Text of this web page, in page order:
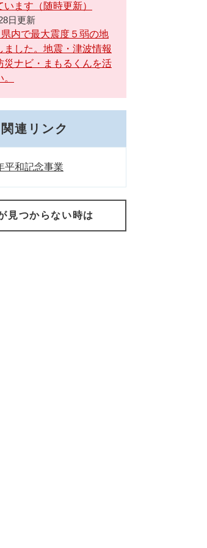
います（随時更新）
日更新
内で最大震度５弱の地
ました。地震・津波情報
災ナビ・まもるくんを活
関連リンク
平和記念事業
見つからない時は